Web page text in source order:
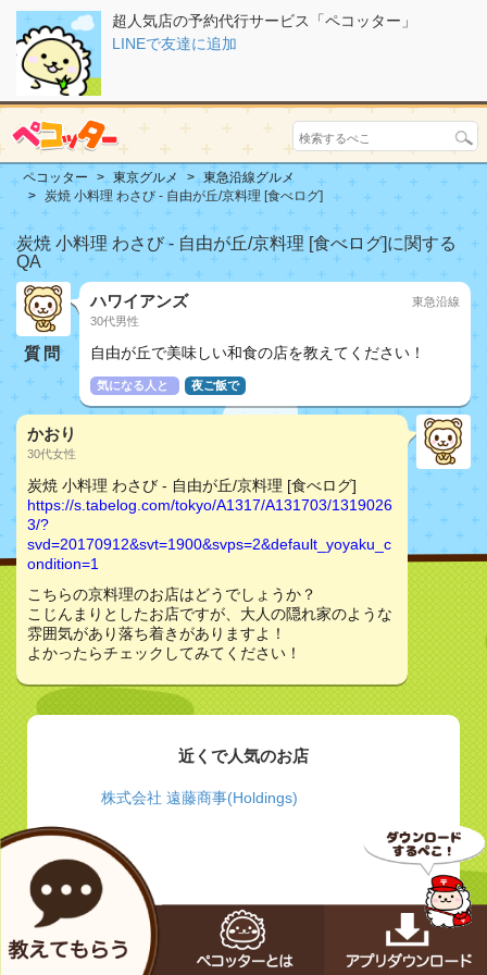
超人気店の予約代行サービス「ペコッター」
LINEで友達に追加
ペコッター 東京グルメ
東急沿線グルメ
炭焼 小料理 わさび - 自由が丘/京料理 [食べログ]
炭焼 小料理 わさび - 自由が丘/京料理 [食べログ]に関する
QA
質問
ハワイアンズ
30代男性
東急沿線
自由が丘で美味しい和食の店を教えてください！
気になる人と 夜ご飯で
かおり
30代女性
炭焼 小料理 わさび - 自由が丘/京料理 [食べログ]
https://s.tabelog.com/tokyo/A1317/A131703/1319026
3/?
svd=20170912&svt=1900&svps=2&default_yoyaku_c
ondition=1
こちらの京料理のお店はどうでしょうか？
こじんまりとしたお店ですが、大人の隠れ家のような
雰囲気があり落ち着きがありますよ！
よかったらチェックしてみてください！
近くで人気のお店
株式会社 遠藤商事(Holdings)
あきら